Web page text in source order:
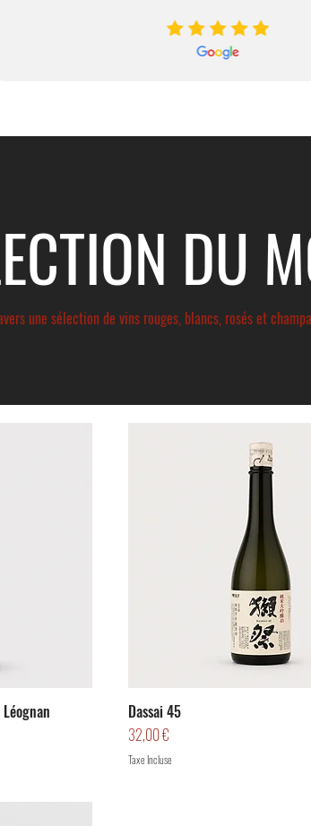
DU
une sélection de vins rouges, blancs, rosés et
Dassai 45
Prix
32,00 €
Taxe Incluse